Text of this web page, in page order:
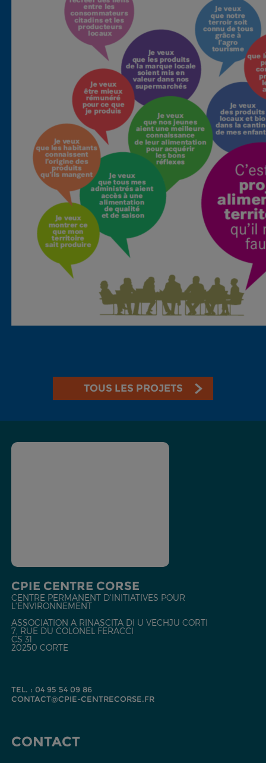
TOUS LES PROJETS
CPIE CENTRE CORSE
CENTRE PERMANENT D'INITIATIVES POUR
L'ENVIRONNEMENT
ASSOCIATION A RINASCITA DI U VECHJU CORTI
7, RUE DU COLONEL FERACCI
CS 31
20250 CORTE
TEL. : 04 95 54 09 86
CONTACT@CPIE-CENTRECORSE.FR
CONTACT